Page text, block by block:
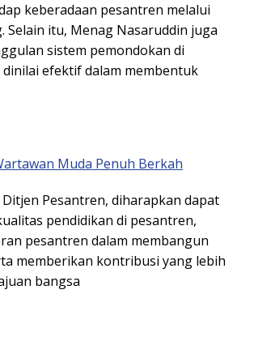
keberadaan pesantren melalui
Selain itu, Menag Nasaruddin juga
sistem pemondokan di
efektif dalam membentuk
Muda Penuh Berkah
Pesantren, diharapkan dapat
pendidikan di pesantren,
pesantren dalam membangun
memberikan kontribusi yang lebih
bangsa